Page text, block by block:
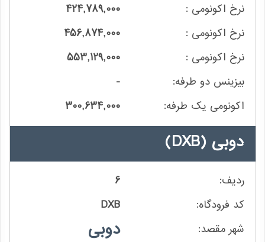
424,789,000
456,874,000
553,129,000
-
300,634,000
دوبی (DXB)
6
DXB
دوبی